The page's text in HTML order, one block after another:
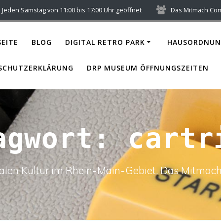
Jeden Samstag von 11:00 bis 17:00 Uhr geöffnet Das Mitmach
BLOG DIGITAL RETRO PARK
DRP MUSEUM ÖFFNUNGSZEITEN
Kultur im Rhein-Main-Gebiet. Das